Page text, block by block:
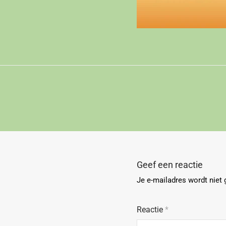
Geef een reactie
Je e-mailadres wordt niet
Reactie *